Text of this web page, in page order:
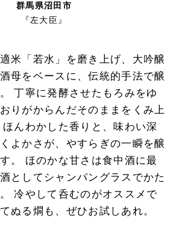
群馬県沼田市
『左大臣』
米「若水」を磨き上げ、大吟醸
母をベースに、伝統的手法で醸
丁寧に発酵させたもろみをゆ
りがからんだそのままをくみ上
んわかした香りと、味わい深
よかさが、やすらぎの一瞬を醸
。 ほのかな甘さは食中酒に最
としてシャンパングラスでかた
冷やして呑むのがオススメで
ぬる燗も、ぜひお試しあれ。